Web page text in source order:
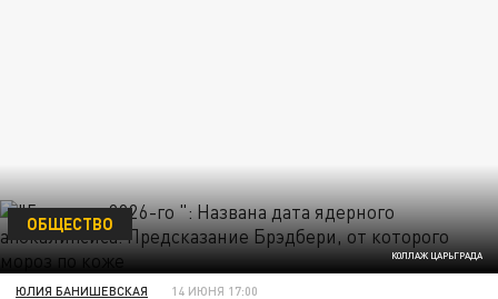
КОЛЛАЖ ЦАРЬГРАДА
ОБЩЕСТВО
ЮЛИЯ БАНИШЕВСКАЯ 14 ИЮНЯ 17:00